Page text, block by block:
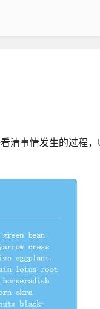
清事情发生的过程，